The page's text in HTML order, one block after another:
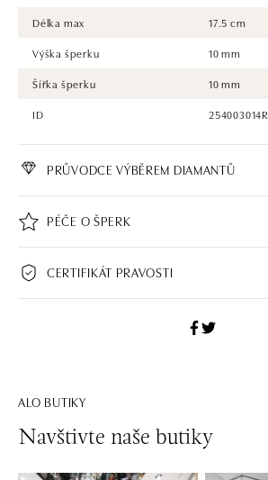
Délka max
17.5 cm
Výška šperku
10 mm
Šířka šperku
10 mm
ID
254003014R
PRŮVODCE VÝBĚREM DIAMANTŮ
PÉČE O ŠPERK
CERTIFIKÁT PRAVOSTI
ALO BUTIKY
Navštivte naše butiky